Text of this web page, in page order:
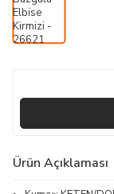
Ürün Açıklaması